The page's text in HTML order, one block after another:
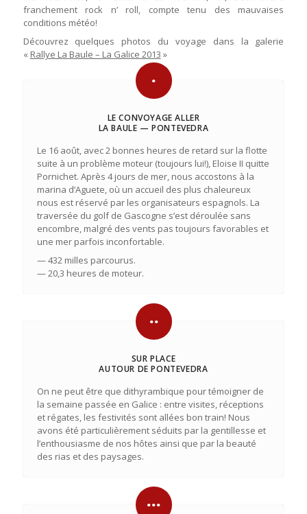
franchement rock n’ roll, compte tenu des mauvaises
conditions météo!
Découvrez quelques photos du voyage dans la galerie
« Rallye La Baule – La Galice 2013 »
LE CONVOYAGE ALLER
LA BAULE — PONTEVEDRA
Le 16 août, avec 2 bonnes heures de retard sur la flotte
suite à un problème moteur (toujours lui!), Eloise II quitte
Pornichet. Après 4 jours de mer, nous accostons à la
marina d’Aguete, où un accueil des plus chaleureux
nous est réservé par les organisateurs espagnols. La
traversée du golf de Gascogne s’est déroulée sans
encombre, malgré des vents pas toujours favorables et
une mer parfois inconfortable.
— 432 milles parcourus.
— 20,3 heures de moteur.
SUR PLACE
AUTOUR DE PONTEVEDRA
On ne peut être que dithyrambique pour témoigner de
la semaine passée en Galice : entre visites, réceptions
et régates, les festivités sont allées bon train! Nous
avons été particulièrement séduits par la gentillesse et
l’enthousiasme de nos hôtes ainsi que par la beauté
des rias et des paysages.